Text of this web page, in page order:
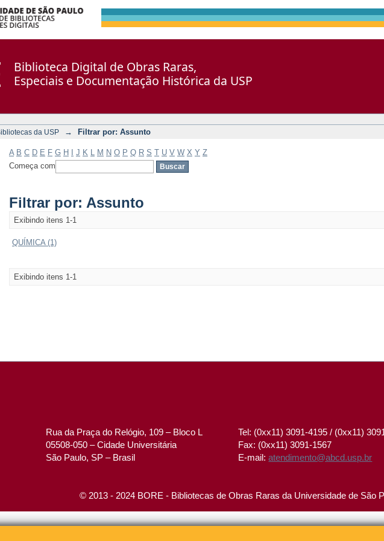
Biblioteca Digital de Obras Raras,
Especiais e Documentação Histórica da USP
da USP → Filtrar por: Assunto
A B C D E F G H J K M N O P Q R S T U V W X Y Z
Começa com
Filtrar por: Assunto
Exibindo itens 1-1
QUÍMICA (1)
Exibindo itens 1-1
Rua da Praça do Relógio, 109 – Bloco L
05508-050 – Cidade Universitária
São Paulo, SP – Brasil
Tel: (0xx11) 3091-4195 / (0xx11)
Fax: (0xx11) 3091-1567
E-mail:atendimento@abcd.usp.br
© 2013 - 2024 BORE - Bibliotecas de Obras Raras da Universidade de São